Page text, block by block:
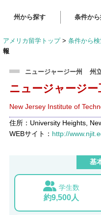
州から探す 条件か
アメリカ留学トップ > 条件から
報
ニュージャージー州 州
ニュージャージー
New Jersey Institute of
住所：University Heights,
WEBサイト： http://
基
学生数
約9,500人